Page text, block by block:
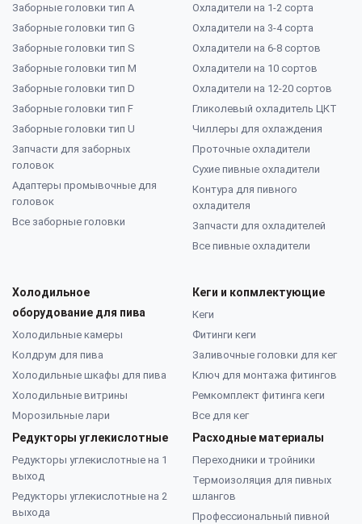
Заборные головки тип А
Заборные головки тип G
Заборные головки тип S
Заборные головки тип M
Заборные головки тип D
Заборные головки тип F
Заборные головки тип U
Запчасти для заборных
головок
Адаптеры промывочные для
головок
Все заборные головки
Охладители на 1-2 сорта
Охладители на 3-4 сорта
Охладители на 6-8 сортов
Охладители на 10 сортов
Охладители на 12-20 сортов
Гликолевый охладитель ЦКТ
Чиллеры для охлаждения
Проточные охладители
Сухие пивные охладители
Контура для пивного
охладителя
Запчасти для охладителей
Все пивные охладители
Холодильное
оборудование для пива
Холодильные камеры
Колдрум для пива
Холодильные шкафы для пива
Холодильные витрины
Морозильные лари
Редукторы углекислотные
Редукторы углекислотные на 1
выход
Редукторы углекислотные на 2
выхода
Кеги и копмлектующие
Кеги
Фитинги кеги
Заливочные головки для кег
Ключ для монтажа фитингов
Ремкомплект фитинга кеги
Все для кег
Расходные материалы
Переходники и тройники
Термоизоляция для пивных
шлангов
Профессиональный пивной